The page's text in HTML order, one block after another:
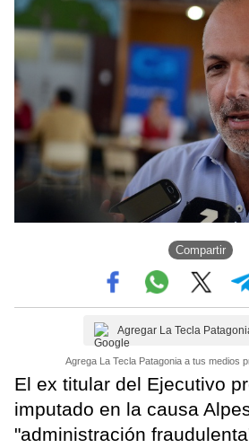
Compartir
Agregar La Tecla
Agrega La Tecla Patagonia a tus medios
El ex titular del Ejecutivo
imputado en la causa
"administración